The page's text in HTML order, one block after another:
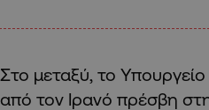
Στο μεταξύ, το
από τον Ιρανό πρέσβη